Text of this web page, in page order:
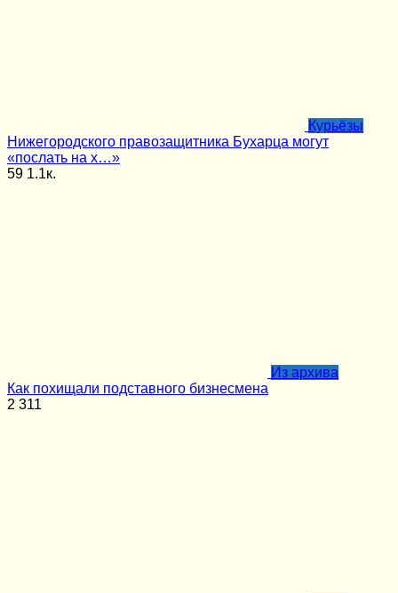
Курьёзы
Нижегородского правозащитника Бухарца могут
«послать на х…»
59 1.1к.
Из архива
Как похищали подставного бизнесмена
2 311